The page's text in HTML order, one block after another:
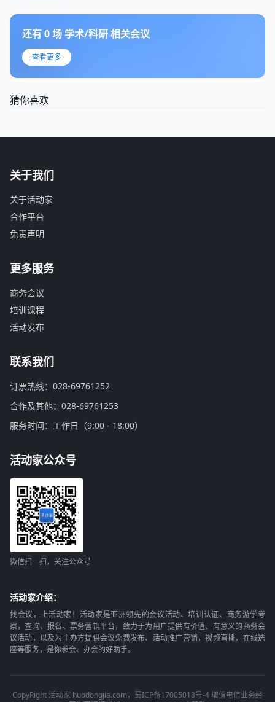
还有0场 学术/科研相关会议
查看更多
猜你喜欢
关于我们
关于活动家
合作平台
免责声明
更多服务
商务会议
培训课程
活动发布
联系我们
订票热线：028-69761252
合作及其他：028-69761253
服务时间：工作日（9:00 - 18:00）
活动家公众号
微信扫一扫，关注公众号
活动家介绍：
找会议，上活动家！活动家是亚洲领先的会议活动、培训认证、商务游学考
察，查询、报名、票务营销平台，致力于为用户提供有价值、有意义的商务会
议活动，以及为主办方提供会议免费发布、活动推广营销，视频直播，在线选
座等服务，是你参会、办会的好助手。
CopyRight 活动家 huodongjia.com，蜀ICP备17005018号-4 增值电信业务经